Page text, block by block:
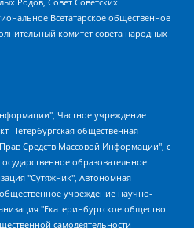
Всетатарское общественное
комитет совета народных
Евгеньевна, Волков Леонид Михайлович, Невзоров Александр Глебович, Пархоменко Сергей Борисович, Сироткин Ярослав Николаевич, Кара-Мурза Владимир Владимирович, Баранова Наталья Владимировна, Гозман Леонид Яковлевич, Кагарлицкий Борис Юльевич, Климарев Михаил Валерьевич, Милов Владимир Станиславович, Автономная некоммерческая организация Краснодарский центр современного искусства "Типография", Моргенштерн Алишер Тагирович, Соболь Любовь Эдуардовна, Общество с ограниченной ответственностью "ЛИЗА НОРМ", Каспаров Гарри Кимович, Ходорковский Михаил Борисович, Общество с ограниченной ответственностью "Апрельские тезисы", Данилович Ирина Брониславовна, Кашин Олег Владимирович, Петров Николай Владимирович, Пивоваров Алексей Владимирович, Соколов Михаил Владимирович, Цветкова Юлия Владимировна, Чичваркин Евгений Александрович, Комитет против пыток/Команда против пыток, Общество с ограниченной ответственностью "Первый научный", Общество с ограниченной ответственностью "Вертолет и ко", Белоцерковская Вероника Борисовна, Кац Максим Евгеньевич, Лазарева Татьяна Юрьевна, Шаведдинов Руслан Табризович, Яшин Илья Валерьевич, Общество с ограниченной ответственностью "Иноагент ААВ", Алешковский Дмитрий Петрович, Альбац Евгения Марковна, Быков Дмитрий Львович, Галямина Юлия Евгеньевна, Лойко Сергей Леонидович, Мартынов Кирилл Константинович, Медведев Сергей Александрович, Крашенинников Федор Геннадиевич, Гордеева Катерина Вл